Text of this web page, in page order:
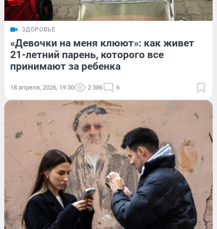
ЗДОРОВЬЕ
«Девочки на меня клюют»: как живет
21-летний парень, которого все
принимают за ребенка
18 апреля, 2026, 19:30 2 386 6